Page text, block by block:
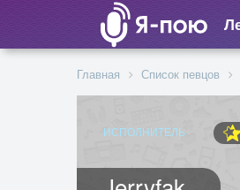
Главная Список певцов
ИСПОЛНИТЕЛЬ